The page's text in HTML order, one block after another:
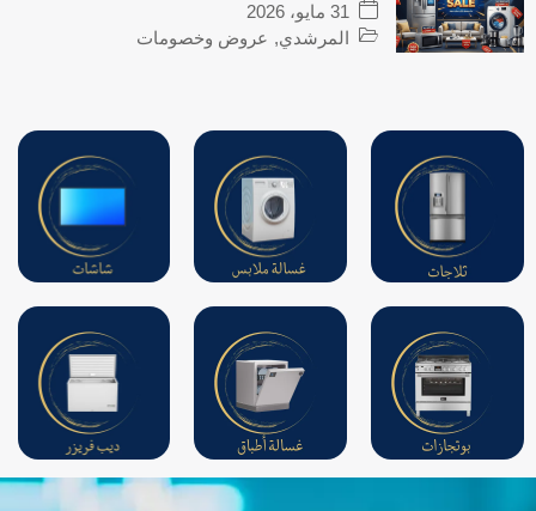
31 مايو، 2026
المرشدي, عروض وخصومات